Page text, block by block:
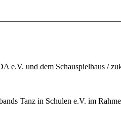
und dem Schauspielhaus /
Tanz in Schulen e.V. im